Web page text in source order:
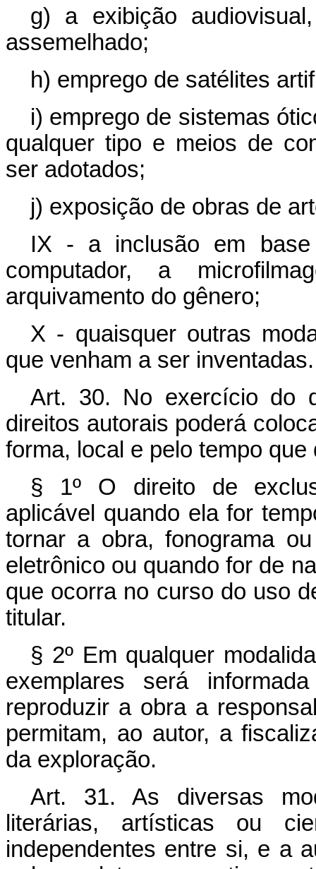
g) a exibição
assemelhado;
h) emprego de satélites
i) emprego de sistemas
qualquer tipo e meios de
ser adotados;
j) exposição de obras de
IX - a inclusão em base
computador, a
arquivamento do gênero;
X - quaisquer outras
que venham a ser inventadas.
Art. 30. No exercício do
direitos autorais poderá
forma, local e pelo tempo
§ 1º O direito de
aplicável quando ela for
tornar a obra, fonograma
eletrônico ou quando for de
que ocorra no curso do uso
titular.
§ 2º Em qualquer
exemplares será
reproduzir a obra a
permitam, ao autor, a
da exploração.
Art. 31. As diversas
literárias, artísticas ou
independentes entre si, e a